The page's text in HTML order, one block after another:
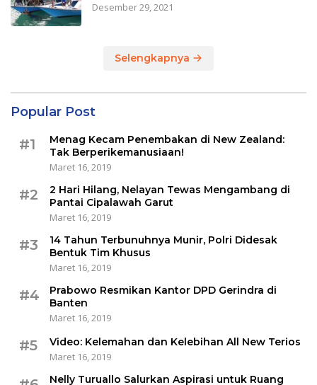
Desember 29, 2021
Selengkapnya
Popular Post
#1
Menag Kecam Penembakan di New Zealand:
Tak Berperikemanusiaan!
Maret 16, 2019
#2
2 Hari Hilang, Nelayan Tewas Mengambang di
Pantai Cipalawah Garut
Maret 16, 2019
#3
14 Tahun Terbunuhnya Munir, Polri Didesak
Bentuk Tim Khusus
Maret 16, 2019
#4
Prabowo Resmikan Kantor DPD Gerindra di
Banten
Maret 16, 2019
#5
Video: Kelemahan dan Kelebihan All New Terios
Maret 16, 2019
Nelly Turuallo Salurkan Aspirasi untuk Ruang